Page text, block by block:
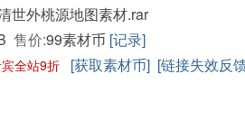
世外桃源地图素材.rar
售价:99素材币 [记录]
全站9折 [获取素材币] [链接失效反